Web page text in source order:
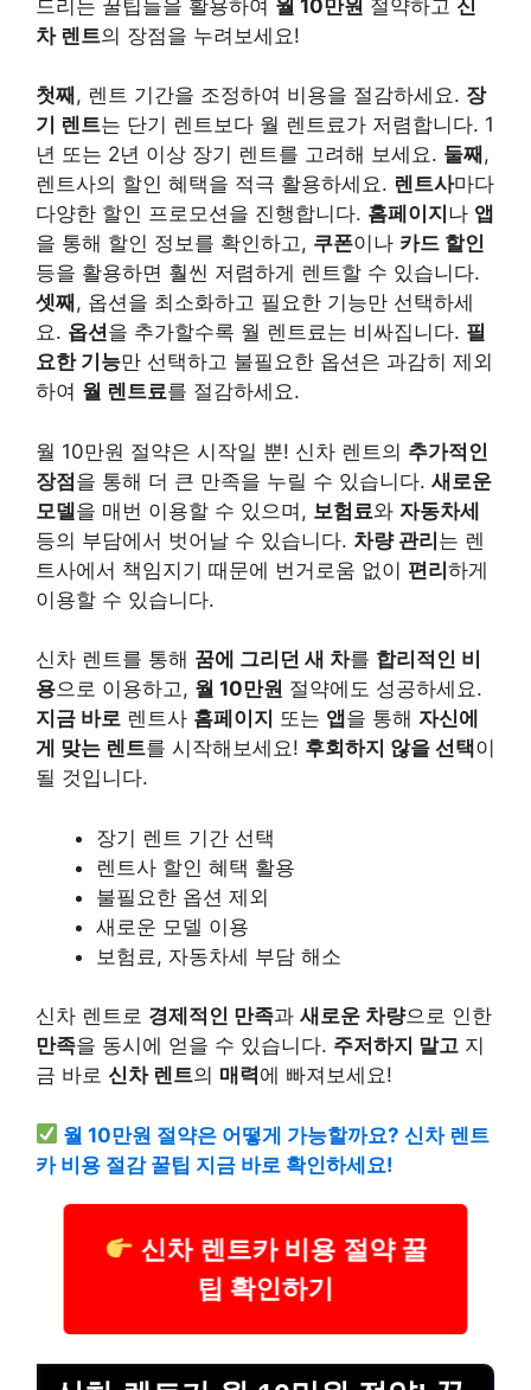
드리는 꿀팁들을 활용하여 월 10만원 절약하고 신
차 렌트의 장점을 누려보세요!
첫째 , 렌트 기간을 조정하여 비용을 절감하세요. 장
기 렌트는 단기 렌트보다 월 렌트료가 저렴합니다. 1
년 또는 2년 이상 장기 렌트를 고려해 보세요. 둘째 ,
렌트사의 할인 혜택을 적극 활용하세요. 렌트사마다
다양한 할인 프로모션을 진행합니다. 홈페이지 나 앱
을 통해 할인 정보를 확인하고, 쿠폰이나 카드 할인
등을 활용하면 훨씬 저렴하게 렌트할 수 있습니다.
셋째 , 옵션을 최소화하고 필요한 기능만 선택하세
요. 옵션을 추가할수록 월 렌트료는 비싸집니다. 필
요한 기능만 선택하고 불필요한 옵션은 과감히 제외
하여 월 렌트료를 절감하세요.
월 10만원 절약은 시작일 뿐! 신차 렌트의 추가적인
장점을 통해 더 큰 만족을 누릴 수 있습니다. 새로운
모델을 매번 이용할 수 있으며, 보험료와 자동차세
등의 부담에서 벗어날 수 있습니다. 차량 관리는 렌
트사에서 책임지기 때문에 번거로움 없이 편리하게
이용할 수 있습니다.
신차 렌트를 통해 꿈에 그리던 새 차를 합리적인 비
용으로 이용하고, 월 10만원 절약에도 성공하세요.
지금 바로 렌트사 홈페이지 또는 앱 을 통해 자신에
게 맞는 렌트를 시작해보세요! 후회하지 않을 선택이
될 것입니다.
장기 렌트 기간 선택
렌트사 할인 혜택 활용
불필요한 옵션 제외
새로운 모델 이용
보험료, 자동차세 부담 해소
신차 렌트로 경제적인 만족과 새로운 차량으로 인한
만족을 동시에 얻을 수 있습니다. 주저하지 말고 지
금 바로 신차 렌트의 매력에 빠져보세요!
월 10만원 절약은 어떻게 가능할까요? 신차 렌트
카 비용 절감 꿀팁 지금 바로 확인하세요!
신차 렌트카 비용 절약 꿀
팁 확인하기